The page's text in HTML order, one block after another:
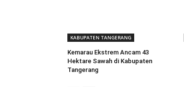
KABUPATEN TANGERANG
Kemarau Ekstrem Ancam 43
Hektare Sawah di Kabupaten
Tangerang